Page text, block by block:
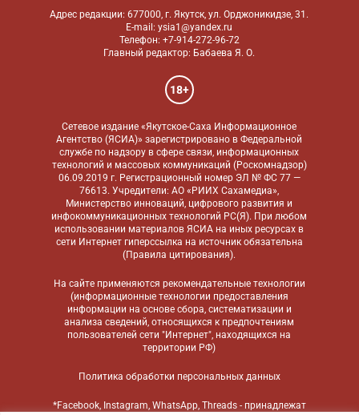
Адрес редакции: 677000, г. Якутск, ул. Орджоникидзе, 31.
E-mail: ysia1@yandex.ru
Телефон: +7-914-272-96-72
Главный редактор: Бабаева Я. О.
18+
Сетевое издание «Якутское-Саха Информационное
Агентство (ЯСИА)» зарегистрировано в Федеральной
службе по надзору в сфере связи, информационных
технологий и массовых коммуникаций (Роскомнадзор)
06.09.2019 г. Регистрационный номер ЭЛ № ФС 77 —
76613. Учредители: АО «РИИХ Сахамедиа»,
Министерство инноваций, цифрового развития и
инфокоммуникационных технологий РС(Я). При любом
использовании материалов ЯСИА на иных ресурсах в
сети Интернет гиперссылка на источник обязательна
(Правила цитирования).
На сайте применяются рекомендательные технологии
(информационные технологии предоставления
информации на основе сбора, систематизации и
анализа сведений, относящихся к предпочтениям
пользователей сети "Интернет", находящихся на
территории РФ)
Политика обработки персональных данных
*Facebook, Instagram, WhatsApp, Threads - принадлежат